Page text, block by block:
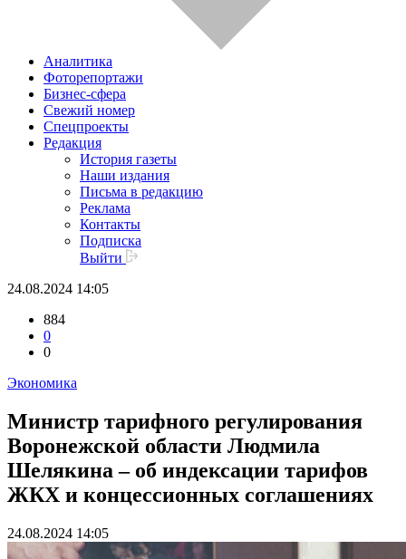
Аналитика
Фоторепортажи
Бизнес-сфера
Свежий номер
Спецпроекты
Редакция
История газеты
Наши издания
Письма в редакцию
Реклама
Контакты
Подписка
Выйти
24.08.2024 14:05
884
0
0
Экономика
Министр тарифного регулирования
Воронежской области Людмила
Шелякина – об индексации тарифов
ЖКХ и концессионных соглашениях
24.08.2024 14:05